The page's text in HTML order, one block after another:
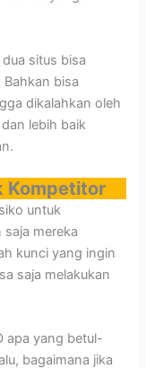
situs bisa
bisa
dikalahkan oleh
lebih baik
Kompetitor
untuk
mereka
kunci yang ingin
saja melakukan
apa yang betul-
bagaimana jika